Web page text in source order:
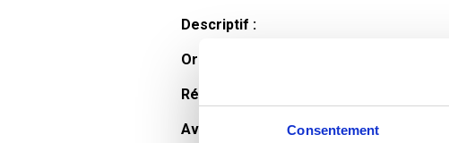
Consentement
Descriptif :
Organisation et horaires :
Rémunération :
Avantages :